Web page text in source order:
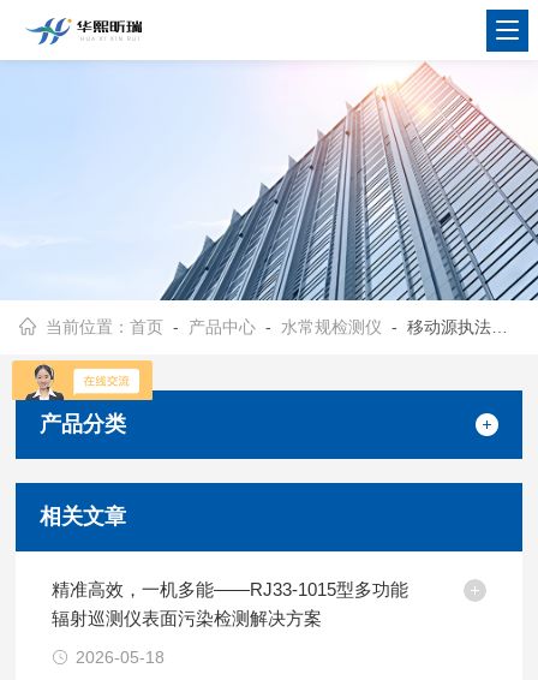
当前位置：首页 - 产品中心 - 水常规检测仪 - 移动源执法监测设备
产品分类
相关文章
精准高效，一机多能——RJ33-1015型多功能
辐射巡测仪表面污染检测解决方案
2026-05-18